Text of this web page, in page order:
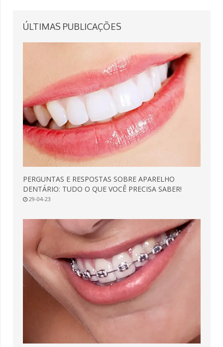
ÚLTIMAS PUBLICAÇÕES
PERGUNTAS E RESPOSTAS SOBRE APARELHO
DENTÁRIO: TUDO O QUE VOCÊ PRECISA SABER!
29-04-23